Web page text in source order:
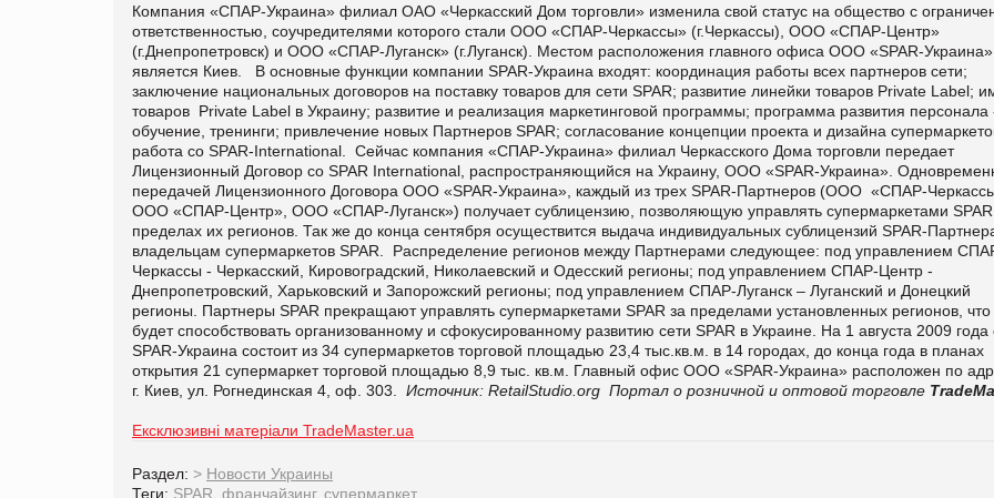
Компания «СПАР-Украина» филиал ОАО «Черкасский Дом торговли» изменила свой статус на общество с
ответственностью, соучредителями которого стали ООО «СПАР-Черкассы» (г.Черкассы), ООО «СПАР-Центр»
(г.Днепропетровск) и ООО «СПАР-Луганск» (г.Луганск). Местом расположения главного офиса ООО «SPAR-Украина»
является Киев. В основные функции компании SPAR-Украина входят: координация работы всех партнеров сети;
заключение национальных договоров на поставку товаров для сети SPAR; развитие линейки товаров Рrivate Label;
товаров Рrivate Label в Украину; развитие и реализация маркетинговой программы; программа развития персонала
обучение, тренинги; привлечение новых Партнеров SPAR; согласование концепции проекта и дизайна
работа со SPAR-International. Сейчас компания «СПАР-Украина» филиал Черкасского Дома торговли передает
Лицензионный Договор со SPAR International, распространяющийся на Украину, ООО «SPAR-Украина».
передачей Лицензионного Договора ООО «SPAR-Украина», каждый из трех SPAR-Партнеров (ООО «СПАР-
ООО «СПАР-Центр», ООО «СПАР-Луганск») получает сублицензию, позволяющую управлять супермаркетами
пределах их регионов. Так же до конца сентября осуществится выдача индивидуальных сублицензий SPAR-
владельцам супермаркетов SPAR. Распределение регионов между Партнерами следующее: под управлением
Черкассы - Черкасский, Кировоградский, Николаевский и Одесский регионы; под управлением СПАР-Центр -
Днепропетровский, Харьковский и Запорожский регионы; под управлением СПАР-Луганск – Луганский и Донецкий
регионы. Партнеры SPAR прекращают управлять супермаркетами SPAR за пределами установленных регионов, что
будет способствовать организованному и сфокусированному развитию сети SPAR в Украине. На 1 августа 2009 года
SPAR-Украина состоит из 34 супермаркетов торговой площадью 23,4 тыс.кв.м. в 14 городах, до конца года в планах
открытия 21 супермаркет торговой площадью 8,9 тыс. кв.м. Главный офис ООО «SPAR-Украина» расположен по
г. Киев, ул. Рогнединская 4, оф. 303.
Источник: RetailStudio.org Портал о розничной и оптовой торговле
Ексклюзивні матеріали TradeMaster.ua
Раздел: > Новости Украины
Теги: SPAR франчайзинг, супермаркет